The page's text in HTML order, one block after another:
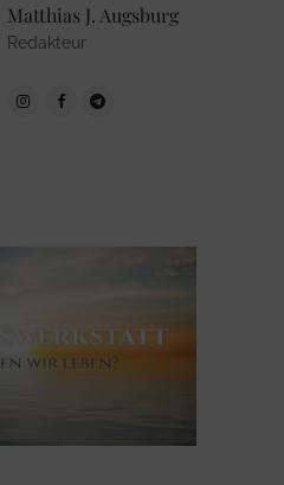
Matthias J. Augsburg
Redakteur